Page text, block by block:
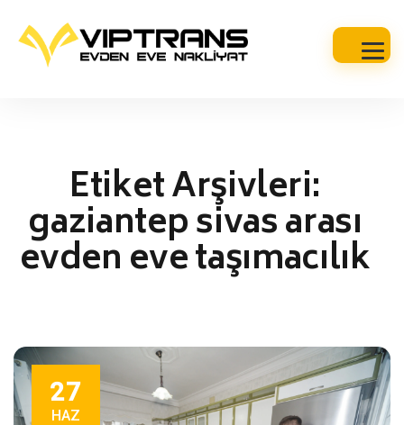
Etiket Arşivleri:
gaziantep sivas arası
evden eve taşımacılık
27
HAZ